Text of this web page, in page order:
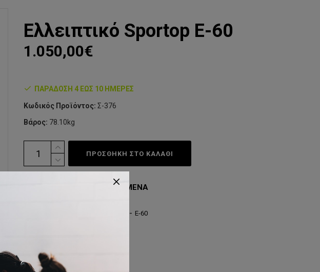
Ελλειπτικό Sportop E-60
ΠΑΡΆΔΟΣΗ 4 ΈΩΣ 10 ΗΜΈΡΕΣ
Κωδικός Προϊόντος: Σ-376
Βάρος: 78.10kg
1.050,00€
ΠΡΟΣΘΗΚΗ ΣΤΟ ΚΑΛΆΘΙ
ΠΡΟΣΘΉΚΗ ΣΤΑ ΑΓΑΠΗΜΈΝΑ
- E-60